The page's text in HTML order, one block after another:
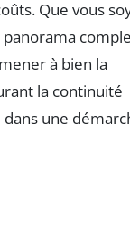
Que vous
panorama
à bien la
la continuité
une